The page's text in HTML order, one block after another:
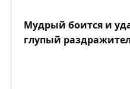
Мудрый боится и
глупый